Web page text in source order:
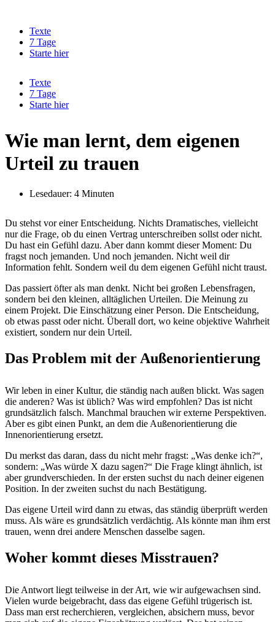
springenTexte
7 Tage
Starte hier
Texte
7 Tage
Starte hier
Wie man lernt, dem eigenen
Urteil zu trauen
Lesedauer: 4 Minuten
Du stehst vor einer Entscheidung. Nichts Dramatisches, vielleicht
nur die Frage, ob du einen Vertrag unterschreiben sollst oder nicht.
Du hast ein Gefühl dazu. Aber dann kommt dieser Moment: Du
fragst noch jemanden. Und noch jemanden. Nicht weil dir
Information fehlt. Sondern weil du dem eigenen Gefühl nicht traust.
Das passiert öfter als man denkt. Nicht bei großen Lebensfragen,
sondern bei den kleinen, alltäglichen Urteilen. Die Meinung zu
einem Projekt. Die Einschätzung einer Person. Die Entscheidung,
ob etwas passt oder nicht. Überall dort, wo keine objektive Wahrheit
existiert, sondern nur dein Urteil.
Das Problem mit der Außenorientierung
Wir leben in einer Kultur, die ständig nach außen blickt. Was sagen
die anderen? Was ist üblich? Was wird empfohlen? Das ist nicht
grundsätzlich falsch. Manchmal brauchen wir externe Perspektiven.
Aber es gibt einen Punkt, an dem die Außenorientierung die
Innenorientierung ersetzt.
Du merkst das daran, dass du nicht mehr fragst: „Was denke ich?“,
sondern: „Was würde X dazu sagen?“ Die Frage klingt ähnlich, ist
aber grundverschieden. In der ersten suchst du nach deiner eigenen
Position. In der zweiten suchst du nach Bestätigung.
Das eigene Urteil wird dann zu etwas, das ständig überprüft werden
muss. Als wäre es grundsätzlich verdächtig. Als könnte man ihm erst
trauen, wenn drei andere Menschen dasselbe sagen.
Woher kommt dieses Misstrauen?
Die Antwort liegt teilweise in der Art, wie wir aufgewachsen sind.
Vielen wurde beigebracht, dass das eigene Gefühl trügerisch ist.
Dass man erst recherchieren, vergleichen, absichern muss, bevor